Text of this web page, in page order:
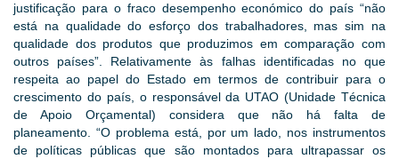
justificação para o fraco desempenho económico do país “não
está na qualidade do esforço dos trabalhadores, mas sim na
qualidade dos produtos que produzimos em comparação com
outros países”. Relativamente às falhas identificadas no que
respeita ao papel do Estado em termos de contribuir para o
crescimento do país, o responsável da UTAO (Unidade Técnica
de Apoio Orçamental) considera que não há falta de
planeamento. “O problema está, por um lado, nos instrumentos
de políticas públicas que são montados para ultrapassar os